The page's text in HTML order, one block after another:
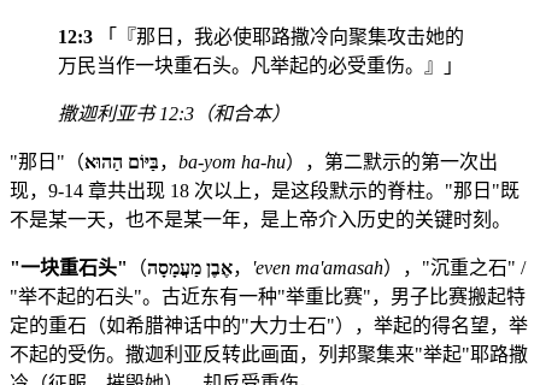
12:3 「『那日，我必使耶路撒冷向聚集攻击她的
万民当作一块重石头。凡举起的必受重伤。』」
撒迦利亚书 12:3（和合本）
"那日"（בַּיּוֹם הַהוּא， ba-yom ha-hu），第二默示的第一次出
现，9-14 章共出现 18 次以上，是这段默示的脊柱。"那日"既
不是某一天，也不是某一年，是上帝介入历史的关键时刻。
"一块重石头" （אֶבֶן מַעֲמָסָה， 'even ma'amasah），"沉重之石" /
"举不起的石头"。古近东有一种"举重比赛"，男子比赛搬起特
定的重石（如希腊神话中的"大力士石"），举起的得名望，举
不起的受伤。撒迦利亚反转此画面，列邦聚集来"举起"耶路撒